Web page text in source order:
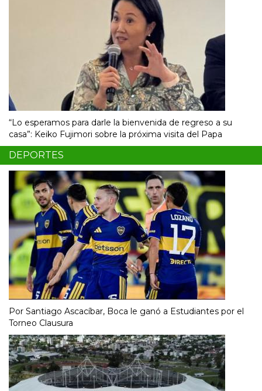
“Lo esperamos para darle la bienvenida de regreso a su
casa”: Keiko Fujimori sobre la próxima visita del Papa
DEPORTES
Por Santiago Ascacíbar, Boca le ganó a Estudiantes por el
Torneo Clausura